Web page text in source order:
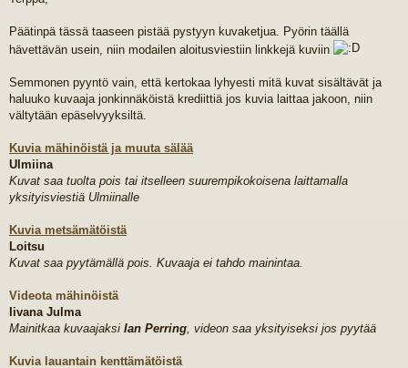
t
i
Päätinpä tässä taaseen pistää pystyyn kuvaketjua. Pyörin täällä
hävettävän usein, niin modailen aloitusviestiin linkkejä kuviin
Semmonen pyyntö vain, että kertokaa lyhyesti mitä kuvat sisältävät ja
haluuko kuvaaja jonkinnäköistä krediittiä jos kuvia laittaa jakoon, niin
vältytään epäselvyyksiltä.
Kuvia mähinöistä ja muuta sälää
Ulmiina
Kuvat saa tuolta pois tai itselleen suurempikokoisena laittamalla
yksityisviestiä Ulmiinalle
Kuvia metsämätöistä
Loitsu
Kuvat saa pyytämällä pois. Kuvaaja ei tahdo mainintaa.
Videota mähinöistä
Iivana Julma
Mainitkaa kuvaajaksi Ian Perring , videon saa yksityiseksi jos pyytää
Kuvia lauantain kenttämätöistä